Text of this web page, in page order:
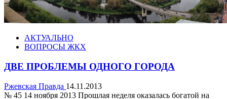
АКТУАЛЬНО
ВОПРОСЫ ЖКХ
ДВЕ ПРОБЛЕМЫ ОДНОГО ГОРОДА
Ржевская Правда 14.11.2013
№ 45 14 ноября 2013 Прошлая неделя оказалась богатой на